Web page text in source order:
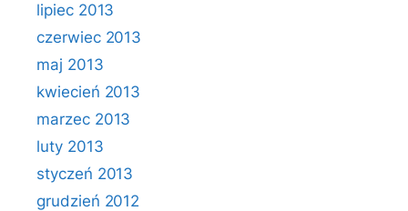
lipiec 2013
czerwiec 2013
maj 2013
kwiecień 2013
marzec 2013
luty 2013
styczeń 2013
grudzień 2012